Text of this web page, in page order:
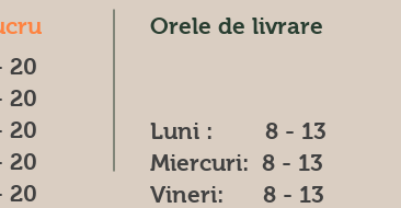
Orele de livrare
20
20
20
20
20
Luni : 8 - 13
Miercuri: 8 - 13
Vineri: 8 - 13